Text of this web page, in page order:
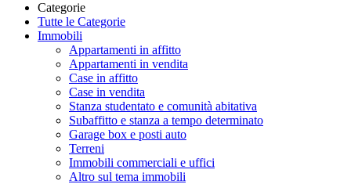
Categorie
Tutte le Categorie
Immobili
Appartamenti in affitto
Appartamenti in vendita
Case in affitto
Case in vendita
Stanza studentato e comunità abitativa
Subaffitto e stanza a tempo determinato
Garage box e posti auto
Terreni
Immobili commerciali e uffici
Altro sul tema immobili